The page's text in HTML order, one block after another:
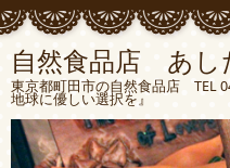
自然食品店 あし
東京都町田市の自然食品店 TEL
地球に優しい選択を』